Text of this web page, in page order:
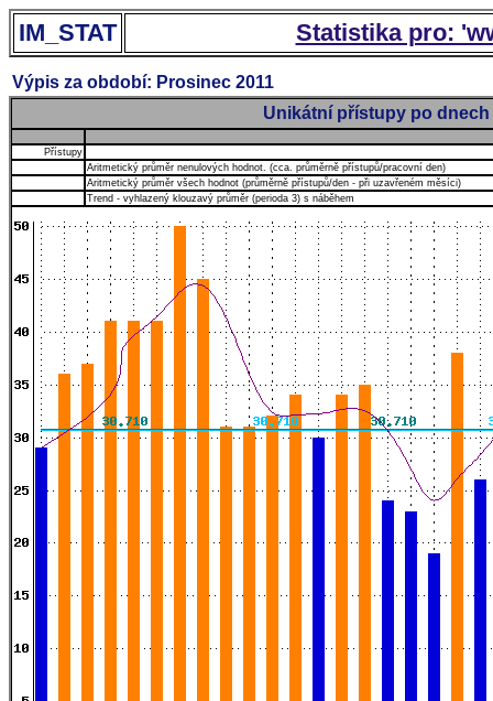
IM_STAT Statistika pro:
Výpis za období: Prosinec 2011
Unikátní přístupy po dnech
Přístupy
Aritmetický průměr nenulových hodnot. (cca. průměrně přístupů/pracovní den)
Aritmetický průměr všech hodnot (průměrně přístupů/den - při uzavřeném měsíci)
Trend - vyhlazený klouzavý průměr (perioda 3) s náběhem